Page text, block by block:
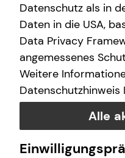
Unkompliziert und
checken
Keine Installation
App notwendig
Inhalte und
mitverfolgen
Bequemer Online-
Datenschutz als in
Daten in die USA,
Data Privacy
angemessenes
Weitere
Datenschutzhinweis
Alle